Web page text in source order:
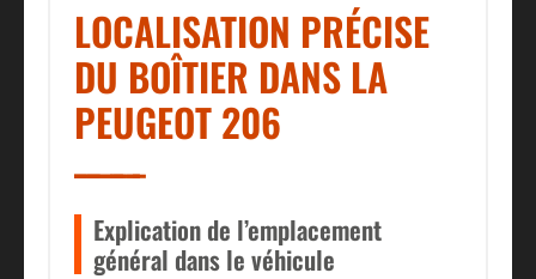
LOCALISATION PRÉCISE
DU BOÎTIER DANS LA
PEUGEOT 206
Explication de l’emplacement
général dans le véhicule